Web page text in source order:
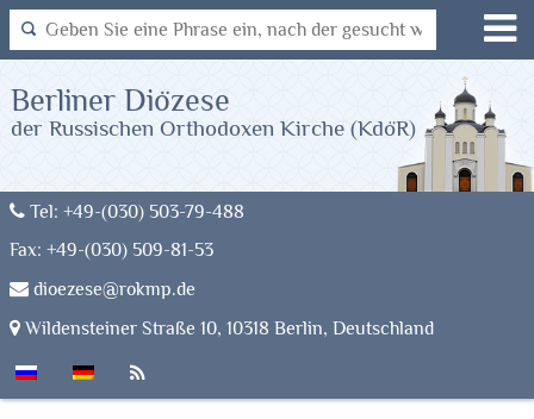
Tel: +49-(030) 503-79-488
Fax: +49-(030) 509-81-53
dioezese@rokmp.de
Wildensteiner Straße 10, 10318 Berlin, Deutschland
Berliner Diözese
der Russischen Orthodoxen Kirche (KdöR)